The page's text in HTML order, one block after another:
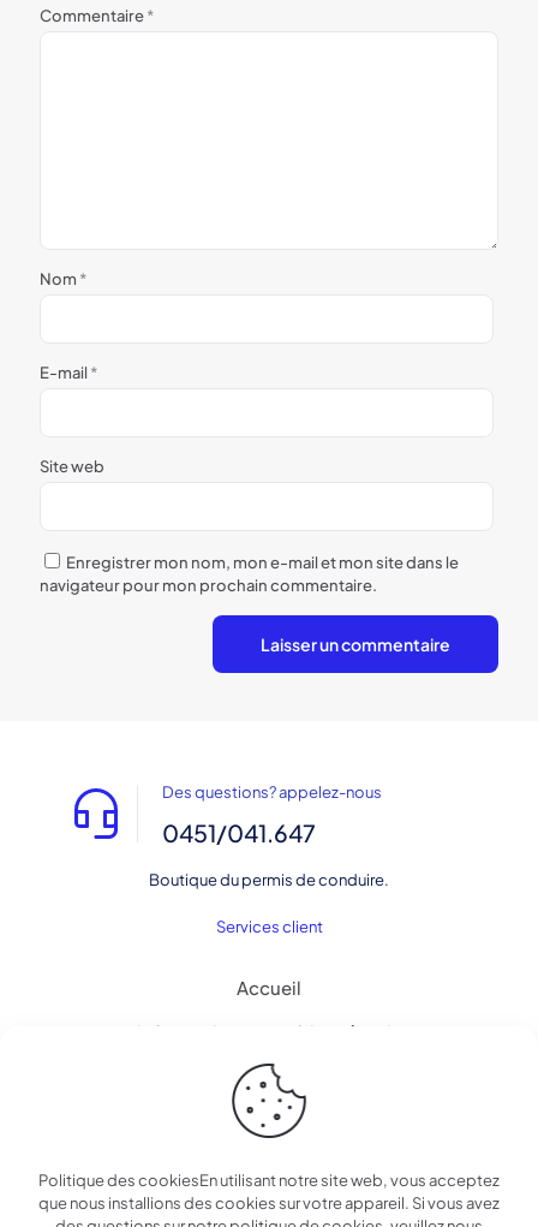
Commentaire*
Nom *
E-mail*
Site web
Enregistrer mon nom, mon e-mail et mon site dans le
navigateur pour mon prochain commentaire.
Des questions? appelez-nous
0451/041.647
Boutique du permis de conduire.
Services client
Accueil
Informations pour bien réussir.
Contact
© 2025 Boutique du permis de conduire | Tous droits
Politique des cookiesEn utilisant notre site web, vous acceptez
que nous installions des cookies sur votre appareil. Si vous avez